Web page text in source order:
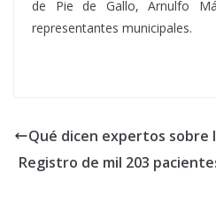
de Pie de Gallo, Arnulfo
representantes municipales.
Qué dicen expertos sobre
Registro de mil 203